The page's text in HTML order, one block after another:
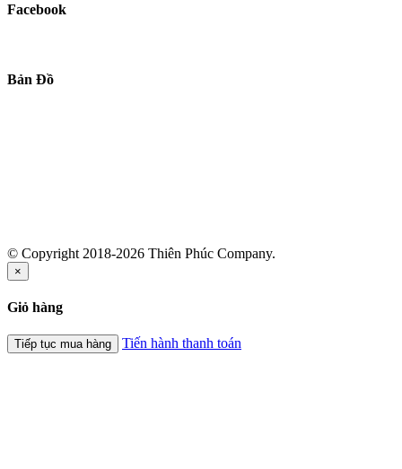
Facebook
Bản Đồ
© Copyright 2018-2026 Thiên Phúc Company.
×
Giỏ hàng
Tiếp tục mua hàng Tiến hành thanh toán